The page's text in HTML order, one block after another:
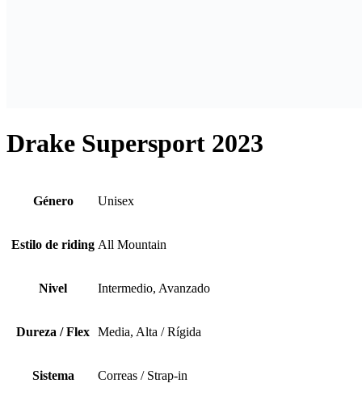
Drake Supersport 2023
Género Unisex
Estilo de riding All Mountain
Nivel Intermedio, Avanzado
Dureza / Flex Media, Alta / Rígida
Sistema Correas / Strap-in